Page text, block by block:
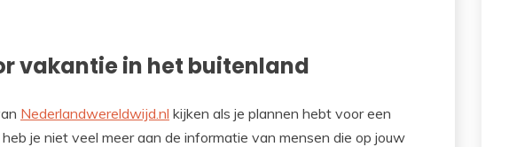
vakantie in het buitenland
Nederlandwereldwijd.nl kijken als je plannen hebt voor een
je niet veel meer aan de informatie van mensen die op jouw